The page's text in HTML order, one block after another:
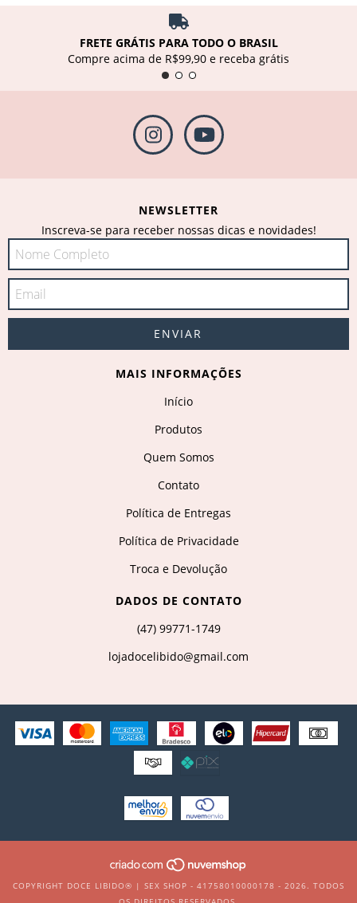
FRETE GRÁTIS PARA TODO O BRASIL
Compre acima de R$99,90 e receba grátis
NEWSLETTER
Inscreva-se para receber nossas dicas e novidades!
MAIS INFORMAÇÕES
Início
Produtos
Quem Somos
Contato
Política de Entregas
Política de Privacidade
Troca e Devolução
DADOS DE CONTATO
(47) 99771-1749
lojadocelibido@gmail.com
COPYRIGHT DOCE LIBIDO® | SEX SHOP - 41758010000178 - 2026. TODOS